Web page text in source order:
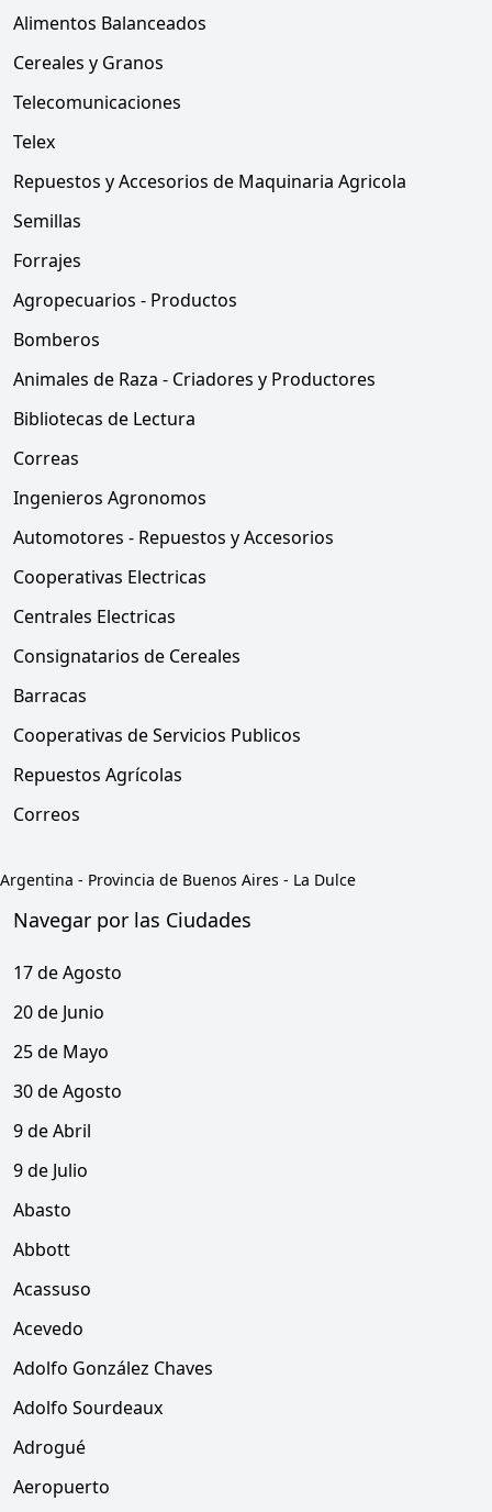
Alimentos Balanceados
Cereales y Granos
Telecomunicaciones
Telex
Repuestos y Accesorios de Maquinaria Agricola
Semillas
Forrajes
Agropecuarios - Productos
Bomberos
Animales de Raza - Criadores y Productores
Bibliotecas de Lectura
Correas
Ingenieros Agronomos
Automotores - Repuestos y Accesorios
Cooperativas Electricas
Centrales Electricas
Consignatarios de Cereales
Barracas
Cooperativas de Servicios Publicos
Repuestos Agrícolas
Correos
Argentina - Provincia de Buenos Aires - La Dulce
Navegar por las Ciudades
17 de Agosto
20 de Junio
25 de Mayo
30 de Agosto
9 de Abril
9 de Julio
Abasto
Abbott
Acassuso
Acevedo
Adolfo González Chaves
Adolfo Sourdeaux
Adrogué
Aeropuerto